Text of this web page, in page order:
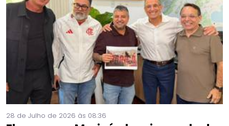
28 de Julho de 2026 às 08:36